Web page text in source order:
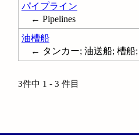
パイプライン
← Pipelines
油槽船
← タンカー; 油送船; 槽船;
3件中 1 - 3 件目